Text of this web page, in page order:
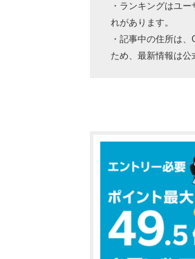
・ランキングはユ
れがあります。
・記事中の住所は
ため、最新情報は公